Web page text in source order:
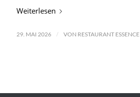
Weiterlesen
29. MAI 2026 / VON RESTAURANT ESSENCE